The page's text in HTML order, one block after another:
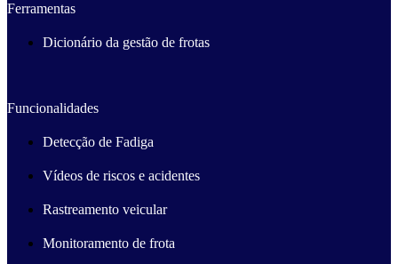
Ferramentas
Dicionário da gestão de frotas
Funcionalidades
Detecção de Fadiga
Vídeos de riscos e acidentes
Rastreamento veicular
Monitoramento de frota